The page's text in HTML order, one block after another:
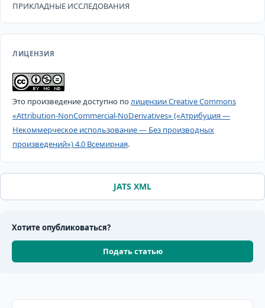
ПРИКЛАДНЫЕ ИССЛЕДОВАНИЯ
ЛИЦЕНЗИЯ
Это произведение доступно полицензии Creative Commons
«Attribution-NonCommercial-NoDerivatives» («Атрибуция —
Некоммерческое использование — Без производных
произведений») 4.0 Всемирная.
JATS XML
Хотите опубликоваться?
Подать статью